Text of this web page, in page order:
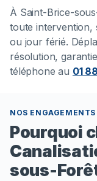
À Saint-Brice-
toute intervention,
ou jour férié.
résolution,
téléphone au 01
NOS ENGAGEMENTS
Pourquoi
sous-